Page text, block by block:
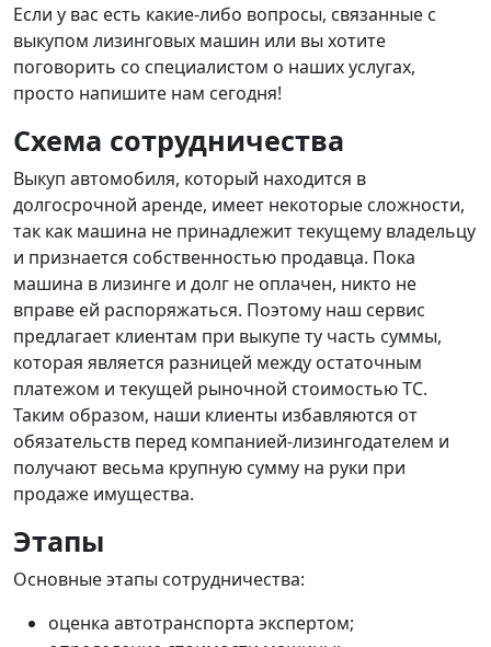
Если у вас есть какие-либо вопросы, связанные с
выкупом лизинговых машин или вы хотите
поговорить со специалистом о наших услугах,
просто напишите нам сегодня!
Схема сотрудничества
Выкуп автомобиля, который находится в
долгосрочной аренде, имеет некоторые сложности,
так как машина не принадлежит текущему владельцу
и признается собственностью продавца. Пока
машина в лизинге и долг не оплачен, никто не
вправе ей распоряжаться. Поэтому наш сервис
предлагает клиентам при выкупе ту часть суммы,
которая является разницей между остаточным
платежом и текущей рыночной стоимостью ТС.
Таким образом, наши клиенты избавляются от
обязательств перед компанией-лизингодателем и
получают весьма крупную сумму на руки при
продаже имущества.
Этапы
Основные этапы сотрудничества:
оценка автотранспорта экспертом;